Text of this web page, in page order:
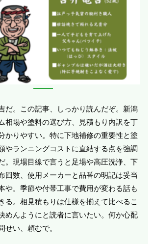
だ。この記事、しっかり読んだぞ。新潟
相場や塗料の選び方、見積もり内訳を丁
かりやすい。特に下地補修の重要性と塗
やランニングコストに直結する点を強調
。現場目線で言うと足場や高圧洗浄、下
回数、使用メーカーと品番の明記は妥当
や。季節や付帯工事で費用が変わる話も
る。相見積もりは仕様を揃えて比べるこ
めんようにと読者に言いたい。何か心配
せい、頼むで。